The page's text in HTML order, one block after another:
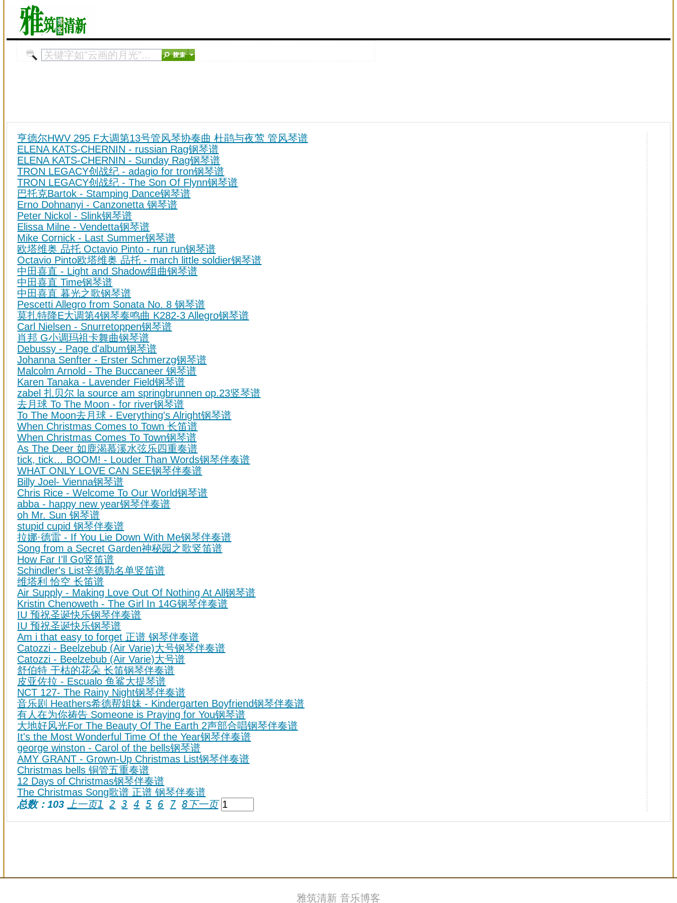
亨德尔HWV 295 F大调第13号管风琴协奏曲 杜鹃与夜莺 管风琴谱
ELENA KATS-CHERNIN - russian Rag钢琴谱
ELENA KATS-CHERNIN - Sunday Rag钢琴谱
TRON LEGACY创战纪 - adagio for tron钢琴谱
TRON LEGACY创战纪 - The Son Of Flynn钢琴谱
巴托克Bartok - Stamping Dance钢琴谱
Erno Dohnanyi - Canzonetta 钢琴谱
Peter Nickol - Slink钢琴谱
Elissa Milne - Vendetta钢琴谱
Mike Cornick - Last Summer钢琴谱
欧塔维奥 品托 Octavio Pinto - run run钢琴谱
Octavio Pinto欧塔维奥 品托 - march little soldier钢琴谱
中田喜直 - Light and Shadow组曲钢琴谱
中田喜直 Time钢琴谱
中田喜直 暮光之歌钢琴谱
Pescetti Allegro from Sonata No. 8 钢琴谱
莫扎特降E大调第4钢琴奏鸣曲 K282-3 Allegro钢琴谱
Carl Nielsen - Snurretoppen钢琴谱
肖邦 G小调玛祖卡舞曲钢琴谱
Debussy - Page d'album钢琴谱
Johanna Senfter - Erster Schmerzg钢琴谱
Malcolm Arnold - The Buccaneer 钢琴谱
Karen Tanaka - Lavender Field钢琴谱
zabel 扎贝尔 la source am springbrunnen op.23竖琴谱
去月球 To The Moon - for river钢琴谱
To The Moon去月球 - Everything's Alright钢琴谱
When Christmas Comes to Town 长笛谱
When Christmas Comes To Town钢琴谱
As The Deer 如鹿渴慕溪水弦乐四重奏谱
tick, tick… BOOM! - Louder Than Words钢琴伴奏谱
WHAT ONLY LOVE CAN SEE钢琴伴奏谱
Billy Joel- Vienna钢琴谱
Chris Rice - Welcome To Our World钢琴谱
abba - happy new year钢琴伴奏谱
oh Mr. Sun 钢琴谱
stupid cupid 钢琴伴奏谱
拉娜·德雷 - If You Lie Down With Me钢琴伴奏谱
Song from a Secret Garden神秘园之歌竖笛谱
How Far I'll Go竖笛谱
Schindler's List辛德勒名单竖笛谱
维塔利 恰空 长笛谱
Air Supply - Making Love Out Of Nothing At All钢琴谱
Kristin Chenoweth - The Girl In 14G钢琴伴奏谱
IU 预祝圣诞快乐钢琴伴奏谱
IU 预祝圣诞快乐钢琴谱
Am i that easy to forget 正谱 钢琴伴奏谱
Catozzi - Beelzebub (Air Varie)大号钢琴伴奏谱
Catozzi - Beelzebub (Air Varie)大号谱
舒伯特 干枯的花朵 长笛钢琴伴奏谱
皮亚佐拉 - Escualo 鱼鲨大提琴谱
NCT 127- The Rainy Night钢琴伴奏谱
音乐剧 Heathers希德帮姐妹 - Kindergarten Boyfriend钢琴伴奏谱
有人在为你祷告 Someone is Praying for You钢琴谱
大地好风光For The Beauty Of The Earth 2声部合唱钢琴伴奏谱
It's the Most Wonderful Time Of the Year钢琴伴奏谱
george winston - Carol of the bells钢琴谱
AMY GRANT - Grown-Up Christmas List钢琴伴奏谱
Christmas bells 铜管五重奏谱
12 Days of Christmas钢琴伴奏谱
The Christmas Song歌谱 正谱 钢琴伴奏谱
总数：103 上一页1 2 3 4 5 6 7 8 下一页
雅筑清新 音乐博客